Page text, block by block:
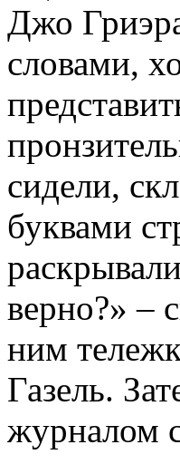
Джо
словами,
сидели,
буквами
верно?» –
ним
Газель.
журналом